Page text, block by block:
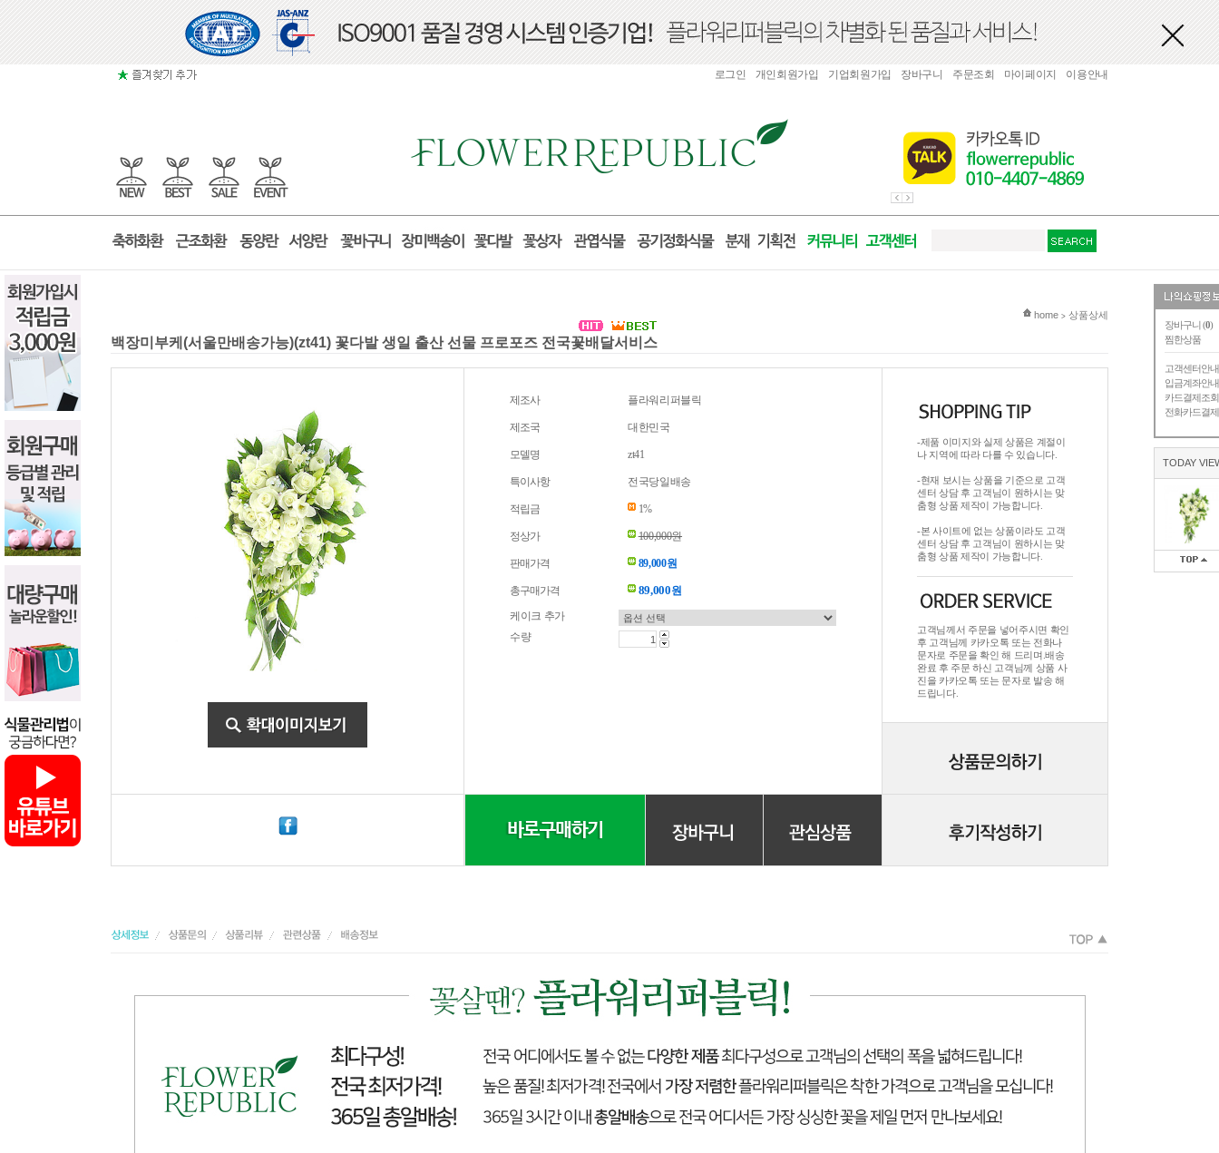
장바구니 (0)
찜한상품
고객센터안내
입금계좌안내
카드결제조회
전화카드결제
TODAY
로그인 개인회원가입 기업회원가입 장바구니 주문조회 마이페이지 이용안내
현재 위치
home > 상품상세
백장미부케(서울만배송가능)(zt41) 꽃다발 생일 출산 선물 프로포즈 전국꽃배달서비스
제조사 플라워리퍼블릭
제조국 대한민국
모델명 zt41
특이사항 전국당일배송
적립금 1%
정상가 100,000원
판매가격 89,000원
총구매가격 89,000원
케이크 추가
수량
-제품 이미지와 실제 상품은 계절이
나 지역에 따라 다를 수 있습니다.
-현재 보시는 상품을 기준으로 고객
센터 상담 후 고객님이 원하시는 맞
춤형 상품 제작이 가능합니다.
-본 사이트에 없는 상품이라도 고객
센터 상담 후 고객님이 원하시는 맞
춤형 상품 제작이 가능합니다.
고객님께서 주문을 넣어주시면 확인
후 고객님께 카카오톡 또는 전화나
문자로 주문을 확인 해 드리며.배송
완료 후 주문 하신 고객님께 상품 사
진을 카카오톡 또는 문자로 발송 해
드립니다.